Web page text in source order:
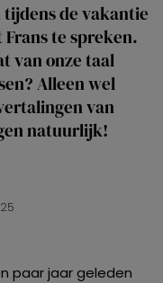
tijdens de vakantie
te spreken.
van onze taal
Alleen wel
van
natuurlijk!
paar jaar geleden